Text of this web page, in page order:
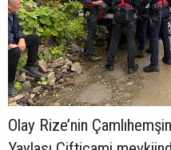
Olay Rize’nin